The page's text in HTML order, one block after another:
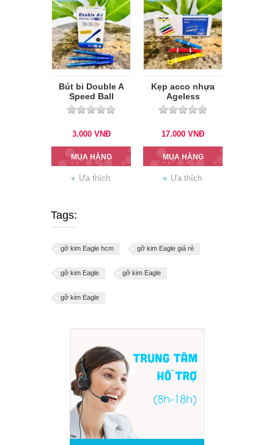
Bút bi Double A
Speed Ball
3.000 VNĐ
MUA HÀNG
Ưa thích
Kẹp acco nhựa
Ageless
17.000 VNĐ
MUA HÀNG
Ưa thích
Tags:
gỡ kim Eagle hcm gỡ kim Eagle giá rẻ
gỡ kim Eagle gỡ kim Eagle
gỡ kim Eagle